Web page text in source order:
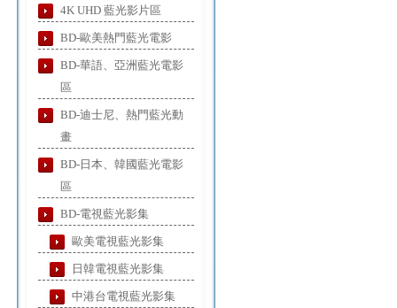
4K UHD 藍光影片區
BD-歐美熱門藍光電影
BD-華語、亞洲藍光電影
區
BD-迪士尼、熱門藍光動
畫
BD-日本、韓國藍光電影
區
BD-電視藍光影集
歐美電視藍光影集
日韓電視藍光影集
中港台電視藍光影集